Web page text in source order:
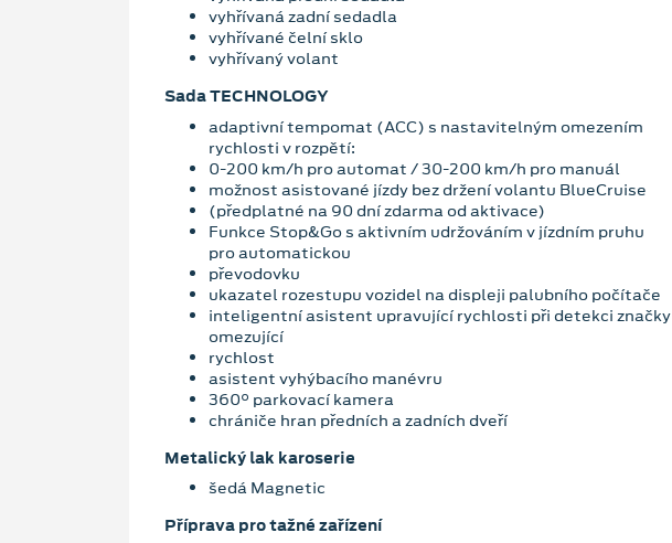
vyhřívaná zadní sedadla
vyhřívané čelní sklo
vyhřívaný volant
Sada TECHNOLOGY
adaptivní tempomat (ACC) s nastavitelným omezením
rychlosti v rozpětí:
0-200 km/h pro automat / 30-200 km/h pro manuál
možnost asistované jízdy bez držení volantu BlueCruise
(předplatné na 90 dní zdarma od aktivace)
Funkce Stop&Go s aktivním udržováním v jízdním pruhu
pro automatickou
převodovku
ukazatel rozestupu vozidel na displeji palubního počítače
inteligentní asistent upravující rychlosti při detekci značky
omezující
rychlost
asistent vyhýbacího manévru
360° parkovací kamera
chrániče hran předních a zadních dveří
Metalický lak karoserie
šedá Magnetic
Příprava pro tažné zařízení